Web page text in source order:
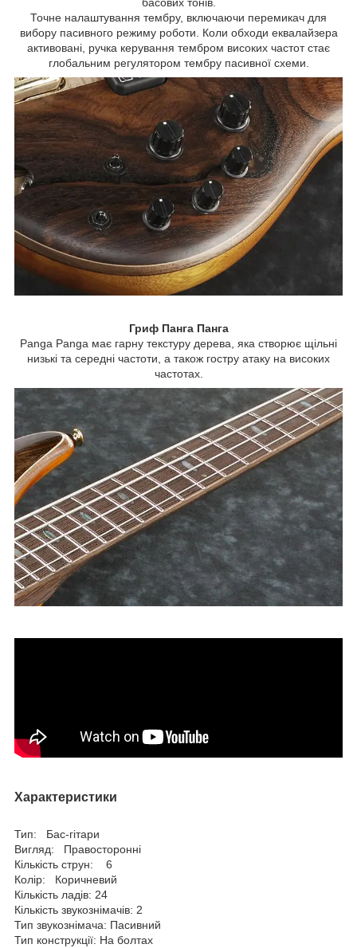
Точне налаштування тембру, включаючи перемикач для
вибору пасивного режиму роботи. Коли обходи еквалайзера
активовані, ручка керування тембром високих частот стає
глобальним регулятором тембру пасивної схеми.
Гриф Панга Панга
Panga Panga має гарну текстуру дерева, яка створює щільні
низькі та середні частоти, а також гостру атаку на високих
частотах.
Характеристики
Тип: Бас-гітари
Вигляд: Правосторонні
Кількість струн: 6
Колір: Коричневий
Кількість ладів: 24
Кількість звукознімачів: 2
Тип звукознімача: Пасивний
Тип конструкції: На болтах